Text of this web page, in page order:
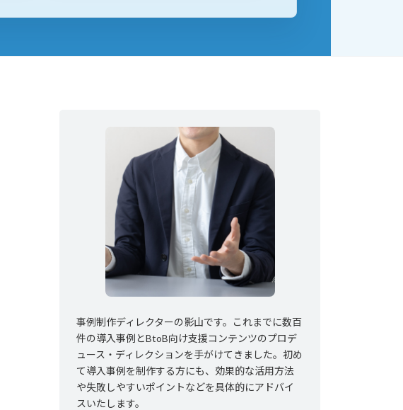
事例制作ディレクターの影山です。これまでに数百
件の導入事例とBtoB向け支援コンテンツのプロデ
ュース・ディレクションを手がけてきました。初め
て導入事例を制作する方にも、効果的な活用方法
や失敗しやすいポイントなどを具体的にアドバイ
スいたします。